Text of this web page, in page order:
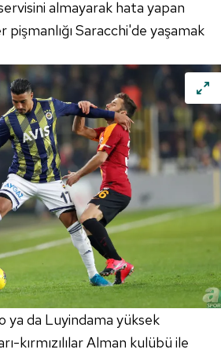
almayarak hata yapan
Saracchi'de yaşamak
ya da Luyindama yüksek
kırmızılılar Alman kulübü ile